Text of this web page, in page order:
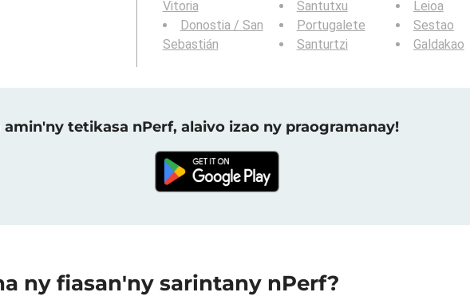
Vitoria
Donostia / San
Sebastián
Santutxu
Portugalete
Santurtzi
Leioa
Sestao
Galdakao
amin'ny tetikasa nPerf, alaivo izao ny praogramanay!
ny fiasan'ny sarintany nPerf?